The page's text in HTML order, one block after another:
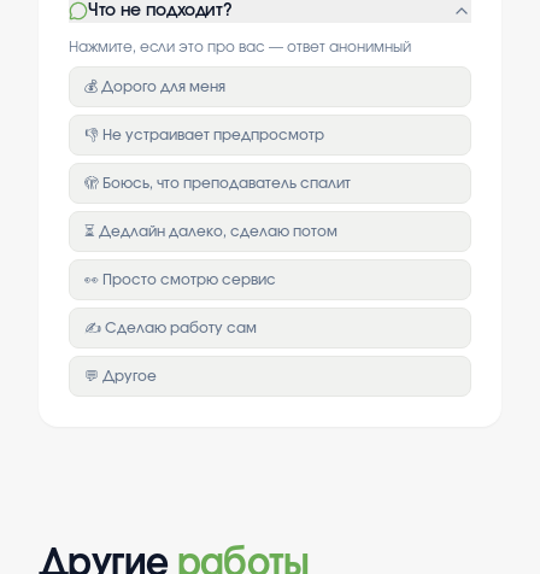
Что не подходит?
Нажмите, если это про вас — ответ анонимный
💰 Дорого для меня
👎 Не устраивает предпросмотр
🫣 Боюсь, что преподаватель спалит
⏳ Дедлайн далеко, сделаю потом
👀 Просто смотрю сервис
✍️ Сделаю работу сам
💬 Другое
Другие работы